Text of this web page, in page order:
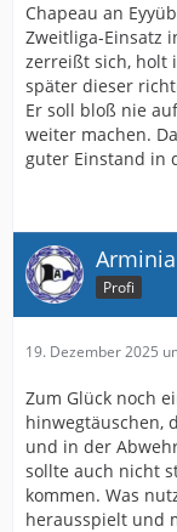
Chapeau an
Zweitliga-Einsatz
zerreißt sich, holt
später dieser
Er soll bloß nie
weiter machen.
guter Einstand in
Profi
19. Dezember 2025
Zum Glück noch
hinwegtäuschen,
und in der
sollte auch nicht
kommen. Was
herausspielt und